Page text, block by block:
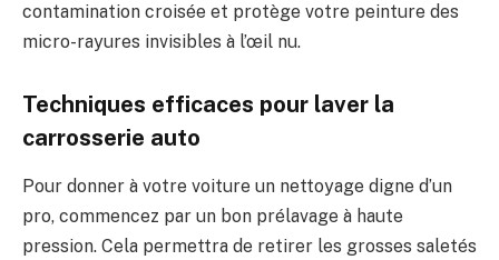
contamination croisée et protège votre peinture des
micro-rayures invisibles à l’œil nu.
Techniques efficaces pour laver la
carrosserie auto
Pour donner à votre voiture un nettoyage digne d’un
pro, commencez par un bon prélavage à haute
pression. Cela permettra de retirer les grosses saletés